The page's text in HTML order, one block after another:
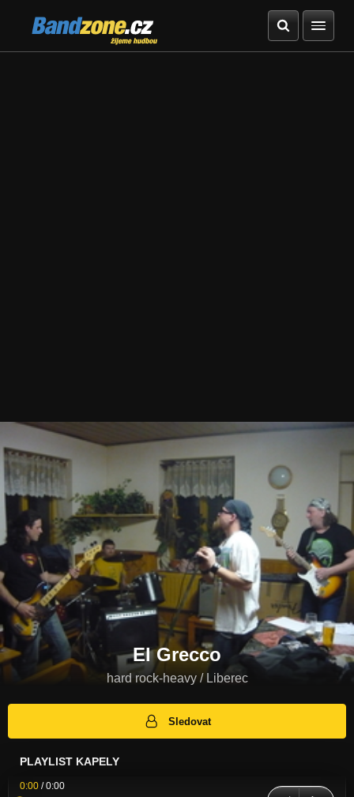
Bandzone.cz
žijeme hudbou
El Grecco
hard rock-heavy / Liberec
Sledovat
PLAYLIST KAPELY
0:00 /0:00